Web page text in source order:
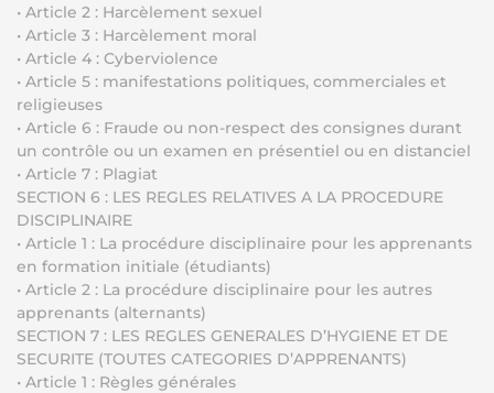
• Article 2 : Harcèlement sexuel
• Article 3 : Harcèlement moral
• Article 4 : Cyberviolence
• Article 5 : manifestations politiques, commerciales et
religieuses
• Article 6 : Fraude ou non-respect des consignes durant
un contrôle ou un examen en présentiel ou en distanciel
• Article 7 : Plagiat
SECTION 6 : LES REGLES RELATIVES A LA PROCEDURE
DISCIPLINAIRE
• Article 1 : La procédure disciplinaire pour les apprenants
en formation initiale (étudiants)
• Article 2 : La procédure disciplinaire pour les autres
apprenants (alternants)
SECTION 7 : LES REGLES GENERALES D’HYGIENE ET DE
SECURITE (TOUTES CATEGORIES D’APPRENANTS)
• Article 1 : Règles générales